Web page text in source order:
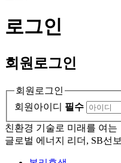
로그인
회원 로그인
회원로그인
회원아이디 필수
친환경 기술로 미래를 여는
글로벌 에너지 리더, SB선보